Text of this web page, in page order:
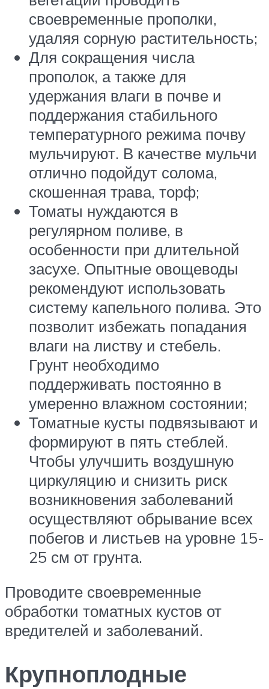
своевременные прополки,
удаляя сорную растительность;
Для сокращения числа
прополок, а также для
удержания влаги в почве и
поддержания стабильного
температурного режима почву
мульчируют. В качестве мульчи
отлично подойдут солома,
скошенная трава, торф;
Томаты нуждаются в
регулярном поливе, в
особенности при длительной
засухе. Опытные овощеводы
рекомендуют использовать
систему капельного полива. Это
позволит избежать попадания
влаги на листву и стебель.
Грунт необходимо
поддерживать постоянно в
умеренно влажном состоянии;
Томатные кусты подвязывают и
формируют в пять стеблей.
Чтобы улучшить воздушную
циркуляцию и снизить риск
возникновения заболеваний
осуществляют обрывание всех
побегов и листьев на уровне 15-
25 см от грунта.
Проводите своевременные
обработки томатных кустов от
вредителей и заболеваний.
Крупноплодные